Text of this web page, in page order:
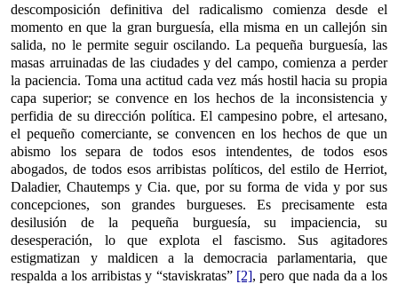
descomposición definitiva del radicalismo comienza desde el
momento en que la gran burguesía, ella misma en un callejón sin
salida, no le permite seguir oscilando. La pequeña burguesía, las
masas arruinadas de las ciudades y del campo, comienza a perder
la paciencia. Toma una actitud cada vez más hostil hacia su propia
capa superior; se convence en los hechos de la inconsistencia y
perfidia de su dirección política. El campesino pobre, el artesano,
el pequeño comerciante, se convencen en los hechos de que un
abismo los separa de todos esos intendentes, de todos esos
abogados, de todos esos arribistas políticos, del estilo de Herriot,
Daladier, Chautemps y Cia. que, por su forma de vida y por sus
concepciones, son grandes burgueses. Es precisamente esta
desilusión de la pequeña burguesía, su impaciencia, su
desesperación, lo que explota el fascismo. Sus agitadores
estigmatizan y maldicen a la democracia parlamentaria, que
respalda a los arribistas y “staviskratas” [2], pero que nada da a los